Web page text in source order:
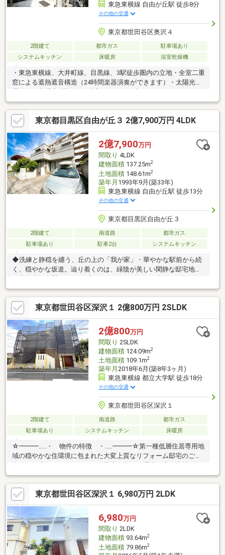
東急東横線 自由が丘駅 徒歩8分
その他の交通
東京都世田谷区奥沢４
2階建て 都市ガス
駐車場あり
システムキッチン
床暖房 浴室乾燥機
・東急東横線、大井町線、目黒線、3駅徒歩圏内の立地・全室二重
窓による遮熱遮音構造（24時間楽器演奏ができます）・太陽光発
㎡・2Fのサービスリビングには造り付け本棚あり・南側ウッドデ
ッキあり・陽当りがよく、家庭菜園も自由にできます。・カース
ペースあり※「どんな会社に任せるか」で、不動産購入・売却の
満足度は大きく変わります。弊社HPでは、会社理念・VMVをはじ
め、居住支援活動や児童養護施設支援など、私たちの取り組みや
想いをご紹介しております。ぜひ一度ご覧ください。
東京都目黒区自由が丘３ 2億7,900万円 4LDK
2億7,900万円
間取り 4LDK
建物面積137.25m2
土地面積148.61m2
築年月 1993年9月(築33年)
東急東横線 自由が丘駅 徒歩13分
その他の交通
東京都目黒区自由が丘３
2階建て 南道路
都市ガス
駐車場あり
駐車2台 システムキッチン
◆洗練と静穏を纏う、丘の上の「我が家」・華やかな駅前から続
く、穏やかな坂道。辿り着くのは、緑陰が美しい閑静な邸宅地。
◇家族の未来を守る、強さという名の美学・ヘーベルハウス施工
物件。歳月を経ても揺るがない堅牢さが、何物にも代えがたい心
のゆとりをくれます。◆光と風が遊ぶ、開放的なオーダーメイ
ド・計算され尽くした窓から、自由ケ丘の柔らかな光が室内を満
たします。外の喧騒を忘れさせる高い静粛性と、冬も夏も快適な
室内環境。
東京都世田谷区深沢１ 2億800万円 2SLDK
2億800万円
間取り 2SLDK
建物面積124.09m2
土地面積109.1m2
築年月 2018年6月(築8年3ヶ月)
東急東横線 都立大学駅 徒歩18分
その他の交通
東京都世田谷区深沢１
2階建て 南道路
都市ガス
駐車場あり
システムキッチン 床暖房
☆━━━…‥・ 物件の特徴 ・‥…━━━☆第一種低層住居専用地
域の穏やかな住環境に包まれた大変上質なリフォーム邸宅のご紹
トインガレージ。◆約２７．４帖の広々としたＬＤＫは、ご家族
の笑顔が溢れる寛ぎの空間。◆水回り設備の新規交換や外壁塗装
など、充実したリフォームを実施中。◆広大なロフトを備え、豊
富な収納力を誇る３ＬＤＫ。東深沢小学校や宮前公園も近く、お
子様を育むのに適した魅力的な住環境。憧憬の地である深沢で、
ご家族が紡ぐワンランク上の豊かな生活を実現してみませんか。
☆━━━…‥・ 物件の特徴 ・‥…━━━☆
東京都世田谷区深沢１ 6,980万円 2LDK
6,980万円
間取り 2LDK
建物面積93.64m2
土地面積79.86m2